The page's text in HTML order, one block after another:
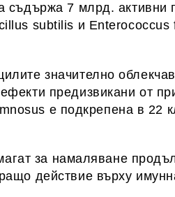
7 млрд. активни
subtilis и Enterococcus
значително
предизвикани от
е подкрепена в 22
за намаляване
действие върху